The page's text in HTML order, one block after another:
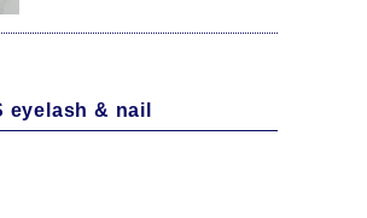
eyelash & nail